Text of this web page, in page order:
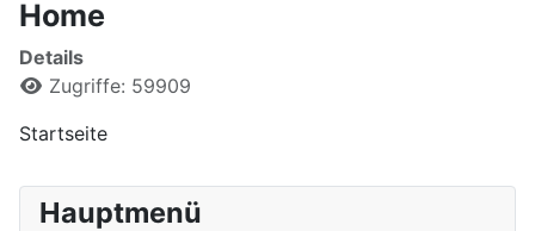
Home
Details
Zugriffe: 59909
Startseite
Hauptmenü